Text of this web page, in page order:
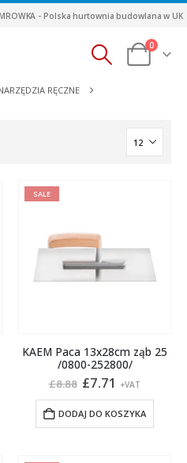
- Polska hurtownia budowlana w UK
0
RĘCZNE
SALE
KAEM Paca 13x28cm ząb 25
/0800-252800/
£8.88 Pierwotna
cena
wynosiła:
£8.88.
£7.71 Aktualna
cena
wynosi:
£7.71.
+VAT
DODAJ DO KOSZYKA